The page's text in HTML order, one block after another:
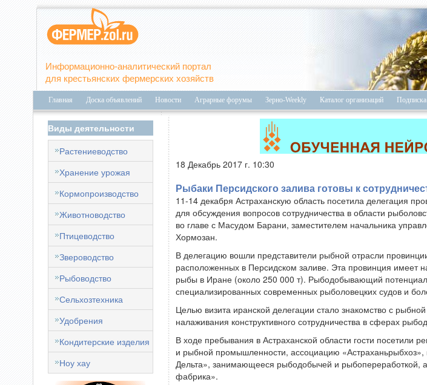
Информационно-аналитический портал
для крестьянских фермерских хозяйств
Главная Доска объявлений Новости Аграрные форумы Зерно-Weekly Каталог организаций Подписка
Виды деятельности
Растениеводство
Хранение урожая
Кормопроизводство
Животноводство
Птицеводство
Звероводство
Рыбоводство
Сельхозтехника
Удобрения
Кондитерские изделия
Ноу хау
18 Декабрь 2017 г. 10:30
Рыбаки Персидского залива готовы к
11-14 декабря Астраханскую область посетила делегация
для обсуждения вопросов сотрудничества в области
во главе с Масудом Барани, заместителем начальника
Хормозан.
В делегацию вошли представители рыбной отрасли
расположенных в Персидском заливе. Эта провинция имеет
рыбы в Иране (около 250 000 т). Рыбодобывающий
специализированных современных рыболовецких судов и
Целью визита иранской делегации стало знакомство с
налаживания конструктивного сотрудничества в сферах
В ходе пребывания в Астраханской области гости посетили
и рыбной промышленности, ассоциацию
Дельта», занимающееся рыбодобычей и рыбопереработкой,
фабрика».